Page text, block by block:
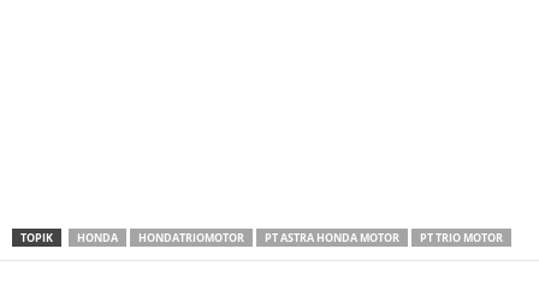
TOPIK HONDA HONDATRIOMOTOR PT ASTRA HONDA MOTOR PT TRIO MOTOR